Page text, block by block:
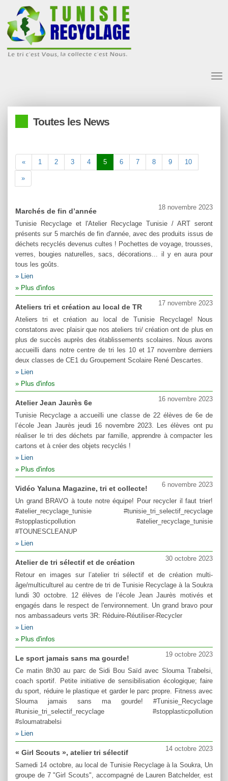
Toutes les News
« 1 2 3 4 5 6 7 8 9 10
»
18 novembre 2023
Marchés de fin d’année
Tunisie Recyclage et l'Atelier Recyclage Tunisie / ART seront
présents sur 5 marchés de fin d'année, avec des produits issus de
déchets recyclés devenus cultes ! Pochettes de voyage, trousses,
verres, bougies naturelles, sacs, décorations... il y en aura pour
tous les goûts.
Lien
Plus d'infos
17 novembre 2023
Ateliers tri et création au local de TR
Ateliers tri et création au local de Tunisie Recyclage! Nous
constatons avec plaisir que nos ateliers tri/ création ont de plus en
plus de succès auprès des établissements scolaires. Nous avons
accueilli dans notre centre de tri les 10 et 17 novembre derniers
deux classes de CE1 du Groupement Scolaire René Descartes.
Lien
Plus d'infos
16 novembre 2023
Atelier Jean Jaurès 6e
Tunisie Recyclage a accueilli une classe de 22 élèves de 6e de
l’école Jean Jaurès jeudi 16 novembre 2023. Les élèves ont pu
réaliser le tri des déchets par famille, apprendre à compacter les
cartons et à créer des objets recyclés !
Lien
Plus d'infos
6 novembre 2023
Vidéo Yaluna Magazine, tri et collecte!
Un grand BRAVO à toute notre équipe! Pour recycler il faut trier!
#atelier_recyclage_tunisie #tunisie_tri_selectif_recyclage
#stopplasticpollution #atelier_recyclage_tunisie
#TOUNESCLEANUP
Lien
30 octobre 2023
Atelier de tri sélectif et de création
Retour en images sur l’atelier tri sélectif et de création multi-
âge/multiculturel au centre de tri de Tunisie Recyclage à la Soukra
lundi 30 octobre. 12 élèves de l’école Jean Jaurès motivés et
engagés dans le respect de l'environnement. Un grand bravo pour
nos ambassadeurs verts 3R: Réduire-Réutiliser-Recycler
Lien
Plus d'infos
19 octobre 2023
Le sport jamais sans ma gourde!
Ce matin 8h30 au parc de Sidi Bou Saïd avec Slouma Trabelsi,
coach sportif. Petite initiative de sensibilisation écologique; faire
du sport, réduire le plastique et garder le parc propre. Fitness avec
Slouma jamais sans ma gourde! #Tunisie_Recyclage
#tunisie_tri_selectif_recyclage #stopplasticpollution
#sloumatrabelsi
Lien
14 octobre 2023
« Girl Scouts », atelier tri sélectif
Samedi 14 octobre, au local de Tunisie Recyclage à la Soukra, Un
groupe de 7 "Girl Scouts", accompagné de Lauren Batchelder, est